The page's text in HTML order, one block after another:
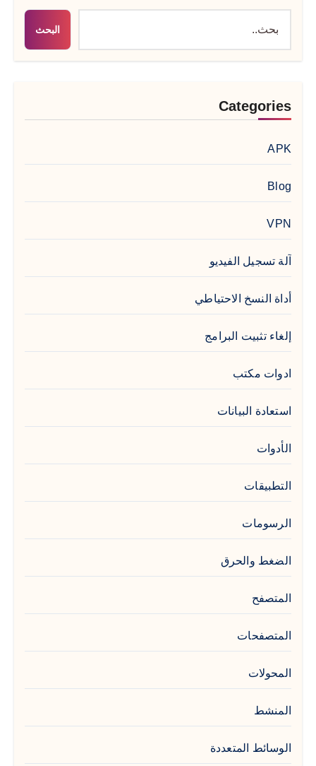
البحث
Categories
APK
Blog
VPN
آلة تسجيل الفيديو
أداة النسخ الاحتياطي
إلغاء تثبيت البرامج
ادوات مكتب
استعادة البيانات
الأدوات
التطبيقات
الرسومات
الضغط والحرق
المتصفح
المتصفحات
المحولات
المنشط
الوسائط المتعددة